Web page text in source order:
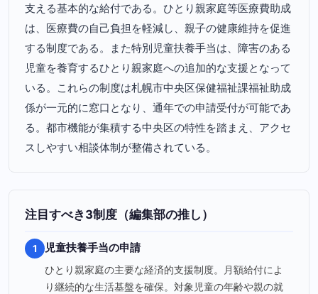
支える基本的な給付である。ひとり親家庭等医療費助成
は、医療費の自己負担を軽減し、親子の健康維持を促進
する制度である。また特別児童扶養手当は、障害のある
児童を養育するひとり親家庭への追加的な支援となって
いる。これらの制度は札幌市中央区保健福祉課福祉助成
係が一元的に窓口となり、通年での申請受付が可能であ
る。都市機能が集積する中央区の特性を踏まえ、アクセ
スしやすい相談体制が整備されている。
注目すべき3制度（編集部の推し）
1 児童扶養手当の申請
ひとり親家庭の主要な経済的支援制度。月額給付によ
り継続的な生活基盤を確保。対象児童の年齢や親の就